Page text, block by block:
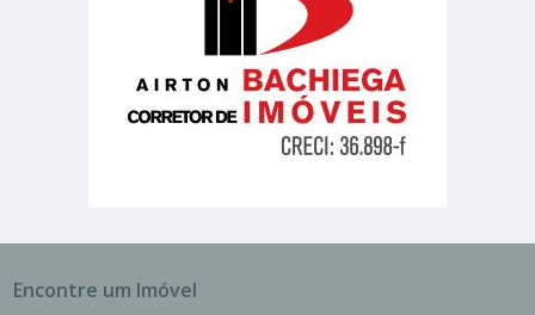
Encontre um Imóvel